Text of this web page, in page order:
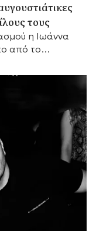
τους
η Ιωάννα
από το